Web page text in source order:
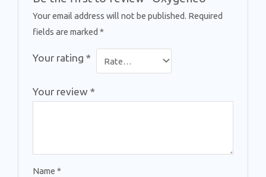
Your email address will not be published. Required
fields are marked*
Your rating*
Your review*
Name*